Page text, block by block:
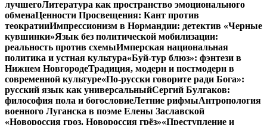
лучшегоЛитература как пространство эмоционального
обменаЦенности Просвещения: Кант против
теократииИмпрессионизм в Нормандии: детектив «Черные
кувшинки»Язык без политической мобилизации:
реальность против схемыИмперская национальная
политика и устная культура«Буй-тур блюз»: фэнтези в
Нижнем НовгородеТрадиция, модерн и постмодерн в
современной культуре«По-русски говорите ради Бога»:
русский язык как универсальныйСергий Булгаков:
философия пола и богословиеЛетние рифмыАнтропология
военного Луганска в поэме Елены Заславской
«Новороссия гроз. Новороссия грёз»«Преступление и